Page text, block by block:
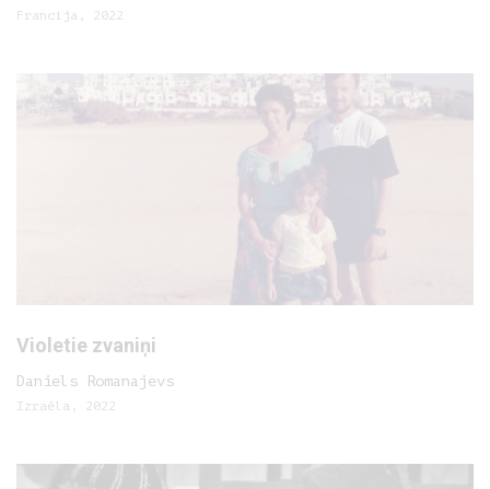
Francija, 2022
Violetie zvaniņi
Daniels Romanajevs
Izraēla, 2022